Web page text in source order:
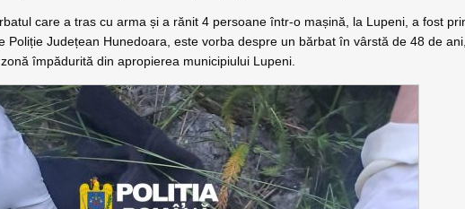
care a tras cu arma și a rănit 4 persoane într-o mașină, la Lupeni, a fost
Poliție Județean Hunedoara, este vorba despre un bărbat în vârstă de 48 de ani,
împădurită din apropierea municipiului Lupeni.